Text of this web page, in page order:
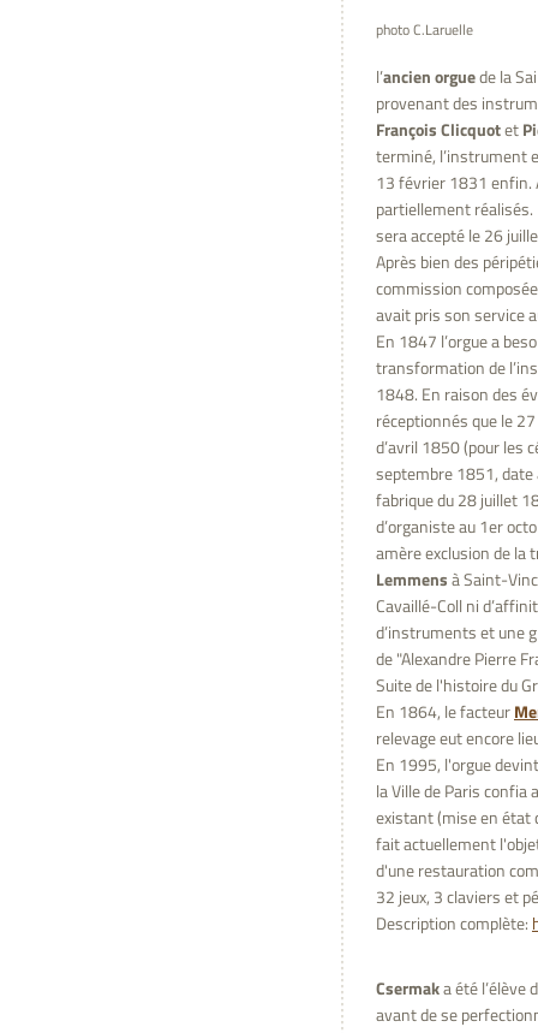
photo C.Laruelle
l’ancien orguede la
provenant des
François Clicquotet
terminé, l’instrument
13 février 1831 enfin.
partiellement réalisés.
sera accepté le 26
Après bien des
commission
avait pris son service
En 1847 l’orgue a
transformation de
1848. En raison des
réceptionnés que le
d’avril 1850 (pour les
septembre 1851, date
fabrique du 28 juillet
d’organiste au 1er
amère exclusion de la
Lemmensà Saint-
Cavaillé-Coll ni
d’instruments et une
de "Alexandre Pierre
Suite de l'histoire du
En 1864, le facteur
relevage eut encore
En 1995, l'orgue
la Ville de Paris confia
existant (mise en état
fait actuellement
d'une restauration
32 jeux, 3 claviers et
Description complète:
Csermaka été l’élève
avant de se